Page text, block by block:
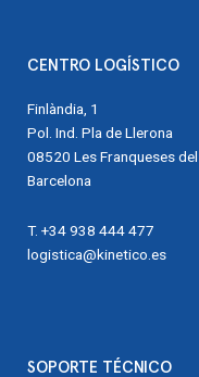
CENTRO LOGÍSTICO
Finlàndia, 1
Pol. Ind. Pla de Llerona
08520 Les Franqueses
Barcelona
T. +34 938 444 477
logistica@kinetico.es
SOPORTE TÉCNICO